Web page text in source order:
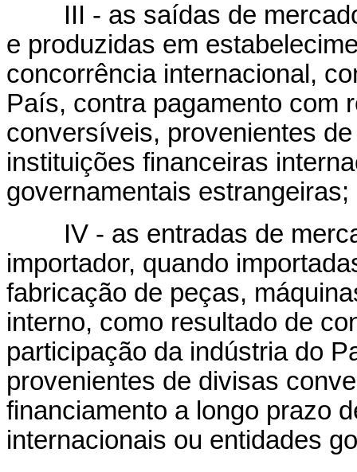
III - as saídas de
e produzidas em
concorrência internacional,
País, contra pagamento com
conversíveis, provenientes
instituições financeiras
governamentais estrangeiras;
IV - as entradas de
importador, quando
fabricação de peças,
interno, como resultado de
participação da indústria do
provenientes de divisas
financiamento a longo prazo
internacionais ou entidades